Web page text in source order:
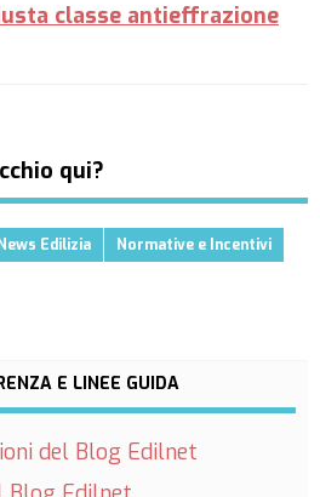
classe antieffrazione
qui?
News Edilizia Normative e Incentivi
E LINEE GUIDA
del Blog Edilnet